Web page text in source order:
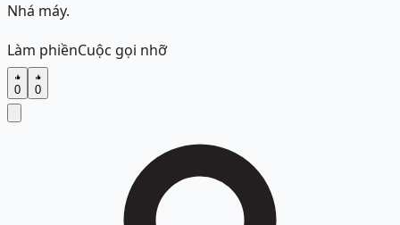
Nhá máy.
Làm phiềnCuộc gọi nhỡ
0 0